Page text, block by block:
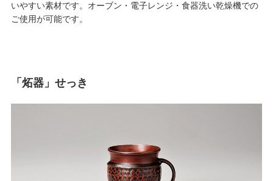
いやすい素材です。オーブン・電子レンジ・食器洗い乾燥機での
ご使用が可能です。
「炻器」せっき